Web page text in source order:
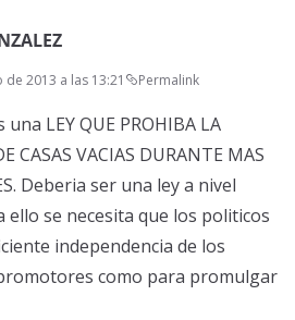
2013 a las 13:21 Permalink
LEY QUE PROHIBA LA
CASAS VACIAS DURANTE MAS
Deberia ser una ley a nivel
ello se necesita que los politicos
independencia de los
como para promulgar